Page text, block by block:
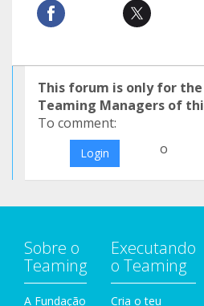
This forum is only for
Teaming Managers of
To comment:
Login o
Sobre o
Teaming
A Fundação
Executando
o Teaming
Cria o teu